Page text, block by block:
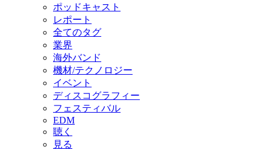
ポッドキャスト
レポート
全てのタグ
業界
海外バンド
機材/テクノロジー
イベント
ディスコグラフィー
フェスティバル
EDM
聴く
見る